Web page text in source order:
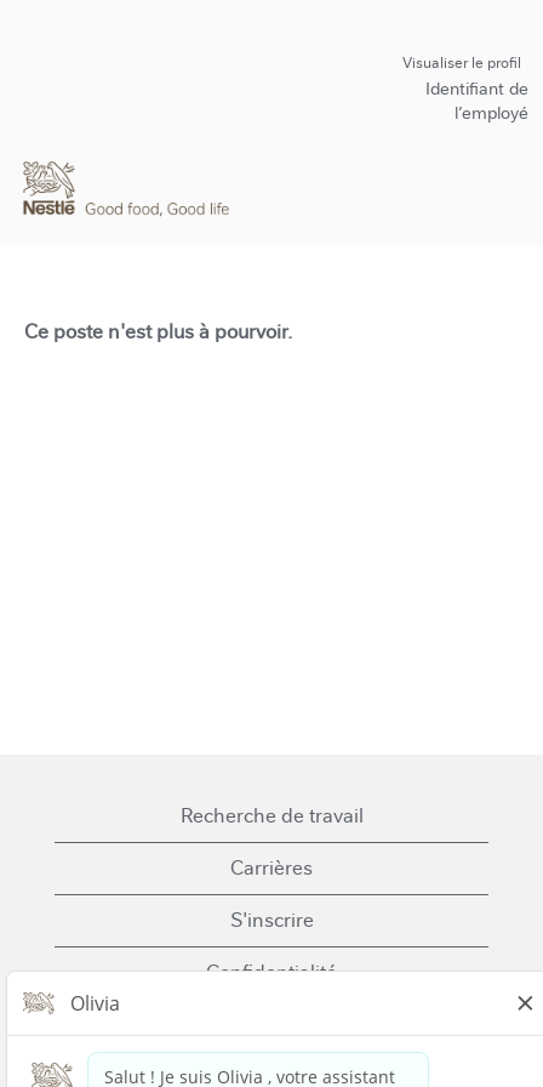
Visualiser le profil
Identifiant de
l’employé
Ce poste n'est plus à pourvoir.
Recherche de travail
Carrières
S'inscrire
Confidentialité
Conditions générales d'utilisation